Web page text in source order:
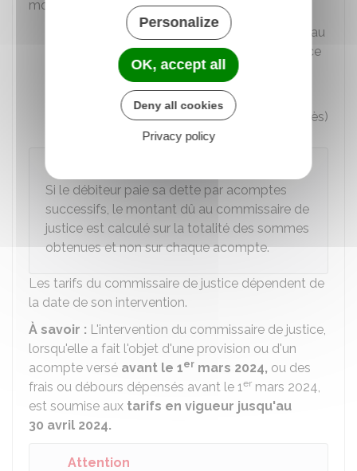
montants suivants :
Somme initialement due par le débiteur au
créancier à l'échéance convenue (créance
en principal)
Montant de la condamnation (sauf
, c'est-à-dire les frais liés au procès)
Si le débiteur paie sa dette par acomptes
successifs, le montant dû au commissaire de
justice est calculé sur la totalité des sommes
obtenues et non sur chaque acompte.
Les tarifs du commissaire de justice dépendent de
la date de son intervention.
À savoir : L'intervention du commissaire de justice,
lorsqu'elle a fait l'objet d'une provision ou d'un
acompte versé avant le 1er mars 2024, ou des
frais ou débours dépensés avant le 1er mars 2024,
est soumise aux tarifs en vigueur jusqu'au
30 avril 2024.
Attention
Personalize
OK, accept all
Deny all cookies
Privacy policy